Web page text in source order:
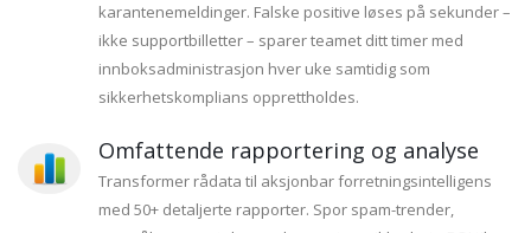
karantenemeldinger. Falske positive løses på sekunder –
ikke supportbilletter – sparer teamet ditt timer med
innboksadministrasjon hver uke samtidig som
sikkerhetskomplians opprettholdes.
Omfattende rapportering og analyse
Transformer rådata til aksjonbar forretningsintelligens
med 50+ detaljerte rapporter. Spor spam-trender,